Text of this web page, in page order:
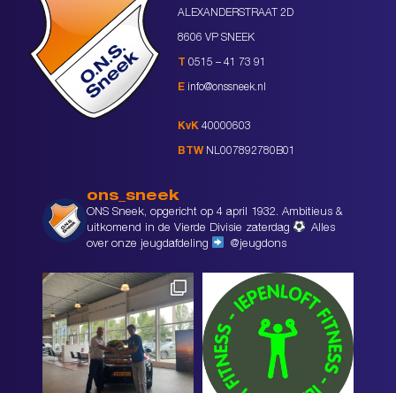
ALEXANDERSTRAAT 2D
8606 VP SNEEK
T 0515 – 41 73 91
E info@onssneek.nl
KvK 40000603
BTW NL007892780B01
ons_sneek
ONS Sneek, opgericht op 4 april 1932. Ambitieus &
uitkomend in de Vierde Divisie zaterdag
Alles
over onze jeugdafdeling
@jeugdons